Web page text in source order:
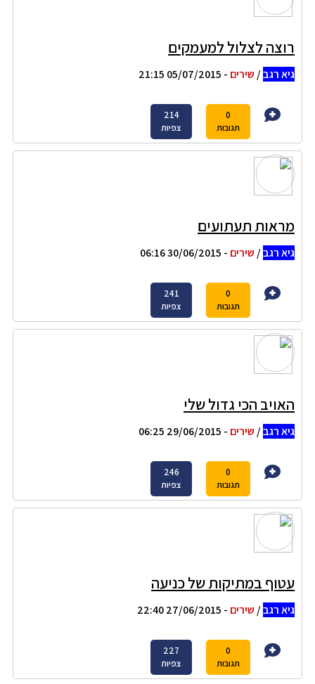
רוצה לצלול למעמקים
גיא רגב/ שירים - 05/07/2015 21:15
0
תגובות
214
צפיות
מראות תעתועים
גיא רגב/ שירים - 30/06/2015 06:16
0
תגובות
241
צפיות
האויב הכי גדול שלי
גיא רגב/ שירים - 29/06/2015 06:25
0
תגובות
246
צפיות
עטוף במתיקות של כניעה
גיא רגב/ שירים - 27/06/2015 22:40
0
תגובות
227
צפיות